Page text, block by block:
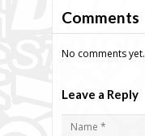
Comments
No comments yet.
Leave a Reply